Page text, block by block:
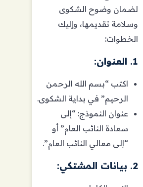
لضمان وضوح الشكوى
وسلامة تقديمها، وإليك
الخطوات:
1. العنوان:
اكتب “بسم الله الرحمن
الرحيم” في بداية الشكوى.
عنوان النموذج: “إلى
سعادة النائب العام” أو
“إلى معالي النائب العام”.
2. بيانات المشتكي: